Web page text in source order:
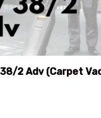
2 Adv (Carpet